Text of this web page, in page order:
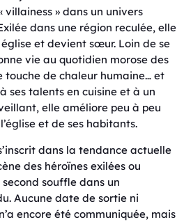
villainess » dans un univers
dans une région reculée, elle
et devient sœur. Loin de se
vie au quotidien morose des
touche de chaleur humaine… et
ses talents en cuisine et à un
elle améliore peu à peu
et de ses habitants.
dans la tendance actuelle
des héroïnes exilées ou
souffle dans un
Aucune date de sortie ni
encore été communiquée, mais